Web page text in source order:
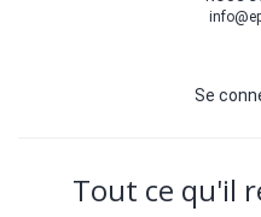
Se
Tout ce qu'il